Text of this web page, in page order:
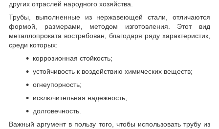
других отраслей народного хозяйства.
Трубы, выполненные из нержавеющей стали, отличаются
формой, размерами, методом изготовления. Этот вид
металлопроката востребован, благодаря ряду характеристик,
среди которых:
коррозионная стойкость;
устойчивость к воздействию химических веществ;
огнеупорность;
исключительная надежность;
долговечность.
Важный аргумент в пользу того, чтобы использовать трубу из